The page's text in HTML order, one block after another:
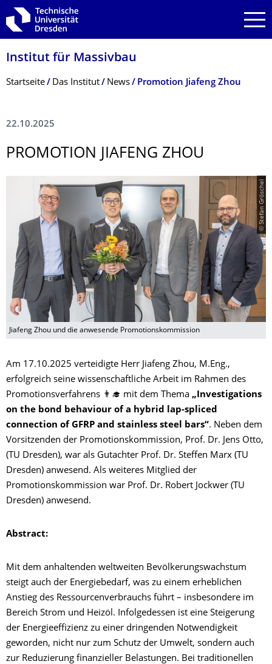
Zur Hauptnavigation springen
Zur Suche springen
Zum Inhalt springen
Institut für Massivbau
Breadcrumb-Menü
Startseite Das Institut News Promotion Jiafeng Zhou
22.10.2025
PROMOTION JIAFENG ZHOU
© Stefan Gröschel
Jiafeng Zhou und die anwesende Promotionskommission
Am 17.10.2025 verteidigte Herr Jiafeng Zhou, M.Eng.,
erfolgreich seine wissenschaftliche Arbeit im Rahmen des
Promotionsverfahrens 👨‍🎓 mit dem Thema „Investigations
on the bond behaviour of a hybrid lap-spliced
connection of GFRP and stainless steel bars“. Neben dem
Vorsitzenden der Promotionskommission, Prof. Dr. Jens Otto,
(TU Dresden), war als Gutachter Prof. Dr. Steffen Marx (TU
Dresden) anwesend. Als weiteres Mitglied der
Promotionskommission war Prof. Dr. Robert Jockwer (TU
Dresden) anwesend.
Abstract:
Mit dem anhaltenden weltweiten Bevölkerungswachstum
steigt auch der Energiebedarf, was zu einem erheblichen
Anstieg des Ressourcenverbrauchs führt – insbesondere im
Bereich Strom und Heizöl. Infolgedessen ist eine Steigerung
der Energieeffizienz zu einer dringenden Notwendigkeit
geworden, nicht nur zum Schutz der Umwelt, sondern auch
zur Reduzierung finanzieller Belastungen. Bei traditionellen